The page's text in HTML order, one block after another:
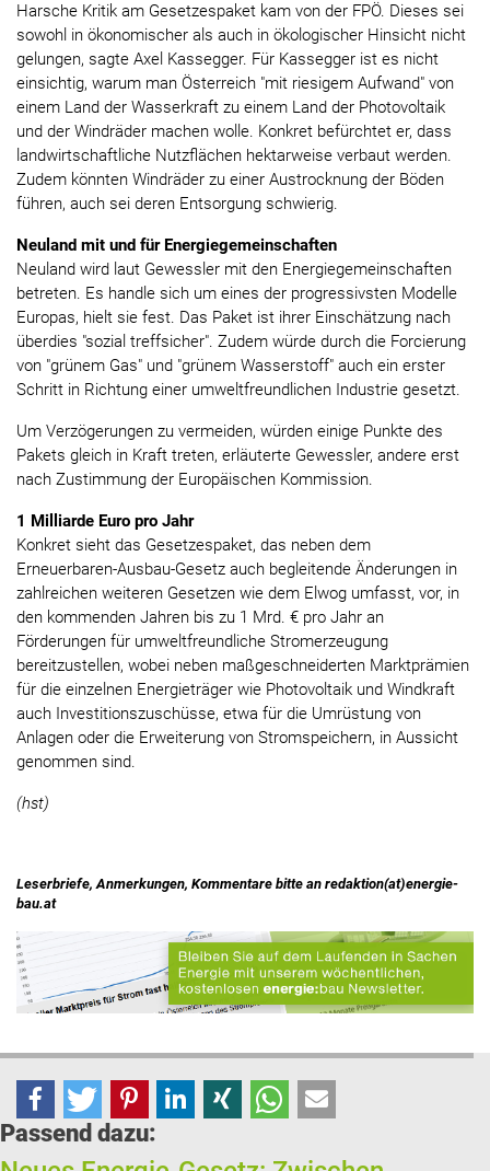
Harsche Kritik am Gesetzespaket kam von der FPÖ. Dieses sei
sowohl in ökonomischer als auch in ökologischer Hinsicht nicht
gelungen, sagte Axel Kassegger. Für Kassegger ist es nicht
einsichtig, warum man Österreich "mit riesigem Aufwand" von
einem Land der Wasserkraft zu einem Land der Photovoltaik
und der Windräder machen wolle. Konkret befürchtet er, dass
landwirtschaftliche Nutzflächen hektarweise verbaut werden.
Zudem könnten Windräder zu einer Austrocknung der Böden
führen, auch sei deren Entsorgung schwierig.
Neuland mit und für Energiegemeinschaften
Neuland wird laut Gewessler mit den Energiegemeinschaften
betreten. Es handle sich um eines der progressivsten Modelle
Europas, hielt sie fest. Das Paket ist ihrer Einschätzung nach
überdies "sozial treffsicher". Zudem würde durch die Forcierung
von "grünem Gas" und "grünem Wasserstoff" auch ein erster
Schritt in Richtung einer umweltfreundlichen Industrie gesetzt.
Um Verzögerungen zu vermeiden, würden einige Punkte des
Pakets gleich in Kraft treten, erläuterte Gewessler, andere erst
nach Zustimmung der Europäischen Kommission.
1 Milliarde Euro pro Jahr
Konkret sieht das Gesetzespaket, das neben dem
Erneuerbaren-Ausbau-Gesetz auch begleitende Änderungen in
zahlreichen weiteren Gesetzen wie dem Elwog umfasst, vor, in
den kommenden Jahren bis zu 1 Mrd. € pro Jahr an
Förderungen für umweltfreundliche Stromerzeugung
bereitzustellen, wobei neben maßgeschneiderten Marktprämien
für die einzelnen Energieträger wie Photovoltaik und Windkraft
auch Investitionszuschüsse, etwa für die Umrüstung von
Anlagen oder die Erweiterung von Stromspeichern, in Aussicht
genommen sind.
(hst)
Leserbriefe, Anmerkungen, Kommentare bitte an redaktion(at)energie-
bau.at
Passend dazu: